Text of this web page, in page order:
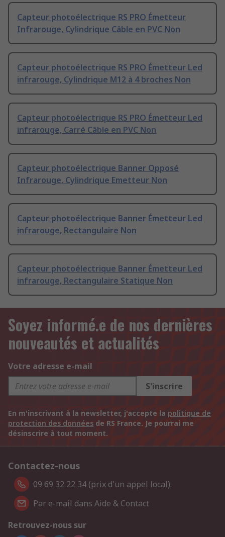
Capteur photoélectrique RS PRO Émetteur
Infrarouge, Cylindrique Câble en PVC Non
Capteur photoélectrique RS PRO Émetteur Led
infrarouge, Cylindrique M12 à 4 broches Non
Capteur photoélectrique RS PRO Émetteur Led
infrarouge, Carré Câble en PVC Non
Capteur photoélectrique Banner Opposé
Infrarouge, Cylindrique Emetteur Non
Capteur photoélectrique Banner Émetteur Led
infrarouge, Rectangulaire Non
Capteur photoélectrique Banner Émetteur Led
infrarouge, Rectangulaire Statique Non
Soyez informé.e de nos dernières
nouveautés et actualités
Votre adresse e-mail
S'inscrire
En m'inscrivant à la newsletter, j'accepte la politique de
protection des données de RS France. Je pourrai me
désinscrire à tout moment.
Contactez-nous
09 69 32 22 34 (prix d'un appel local).
Par e-mail dans Aide & Contact
Retrouvez-nous sur